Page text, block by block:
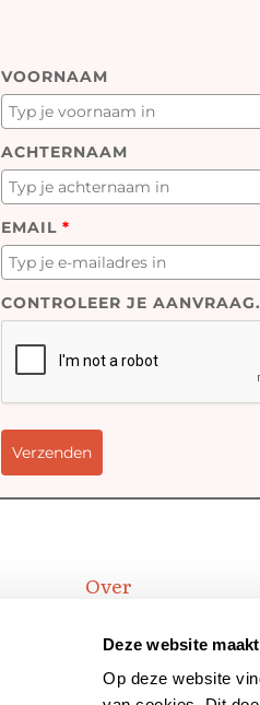
Deze website
Op deze website
VOORNAAM
ACHTERNAAM
EMAIL *
CONTROLEER JE AANVRAAG.
Verzenden
Over
Waarom Master
Reading